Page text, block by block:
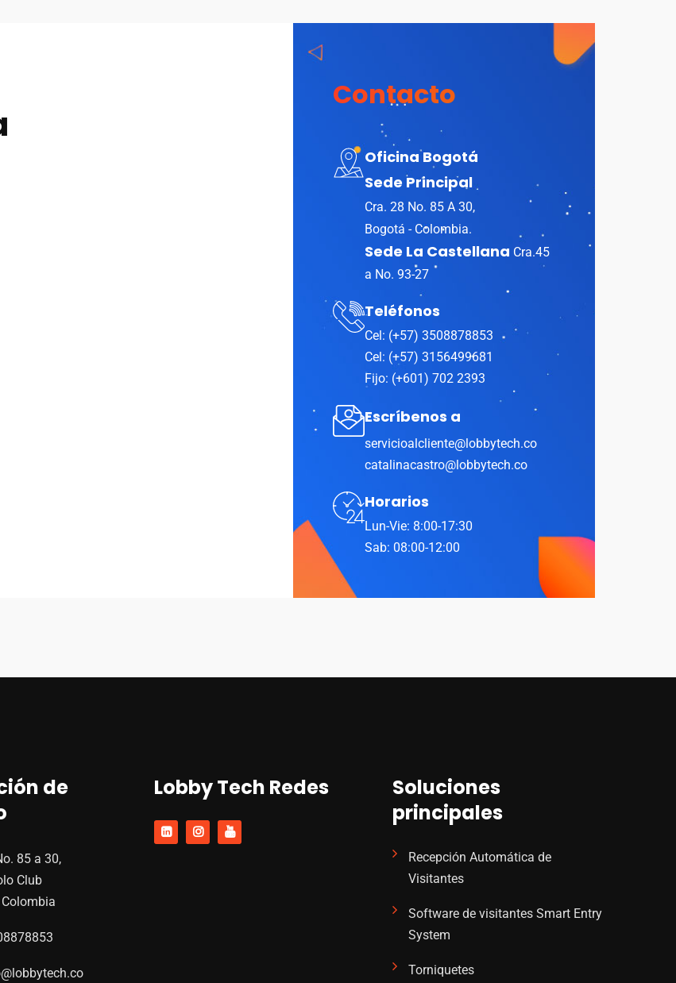
Contacto
Oficina Bogotá
Sede Principal
Cra. 28 No. 85 A 30,
Bogotá - Colombia.
Sede La Castellana Cra.45
a No. 93-27
Teléfonos
Cel: (+57) 3508878853
Cel: (+57) 3156499681
Fijo: (+601) 702 2393
Escríbenos a
servicioalcliente@lobbytech.co
catalinacastro@lobbytech.co
Horarios
Lun-Vie: 8:00-17:30
Sab: 08:00-12:00
de
85 a 30,
Club
Lobby Tech Redes
Soluciones
principales
Recepción Automática de
Visitantes
Software de visitantes Smart Entry
System
Torniquetes